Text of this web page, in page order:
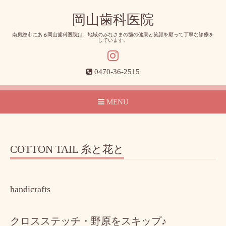
岡山歯科医院
南房総市にある岡山歯科医院は、地域のみなさまの歯の健康と笑顔を願って丁寧な診療を
しています。
0470-36-2515
MENU
COTTON TAIL 糸と花と
handicrafts
クロスステッチ・野原をスキップ♪